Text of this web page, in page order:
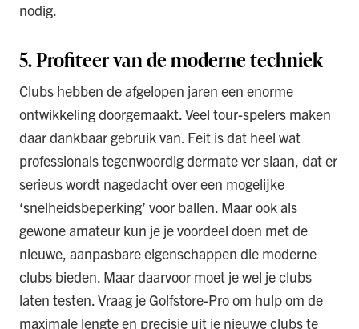
nodig.
5. Profiteer van de moderne techniek
Clubs hebben de afgelopen jaren een enorme
ontwikkeling doorgemaakt. Veel tour-spelers maken
daar dankbaar gebruik van. Feit is dat heel wat
professionals tegenwoordig dermate ver slaan, dat er
serieus wordt nagedacht over een mogelijke
‘snelheidsbeperking’ voor ballen. Maar ook als
gewone amateur kun je je voordeel doen met de
nieuwe, aanpasbare eigenschappen die moderne
clubs bieden. Maar daarvoor moet je wel je clubs
laten testen. Vraag je Golfstore-Pro om hulp om de
maximale lengte en precisie uit je nieuwe clubs te